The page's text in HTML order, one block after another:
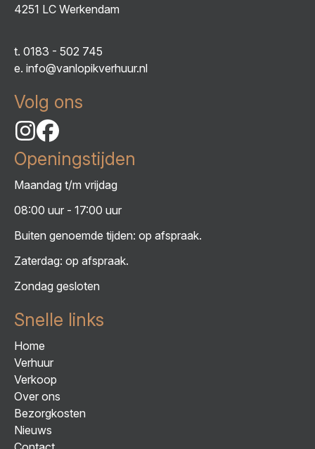
4251 LC Werkendam
t. 0183 - 502 745
e. info@vanlopikverhuur.nl
Volg ons
Openingstijden
Maandag t/m vrijdag
08:00 uur - 17:00 uur
Buiten genoemde tijden: op afspraak.
Zaterdag: op afspraak.
Zondag gesloten
Snelle links
Home
Verhuur
Verkoop
Over ons
Bezorgkosten
Nieuws